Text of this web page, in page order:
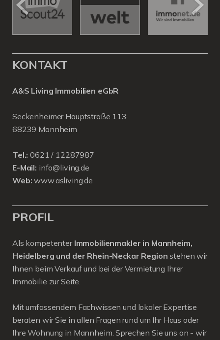
KONTAKT
A&S Living Immobilien eGbR
Seckenheimer Hauptstraße 113
68239 Mannheim
Tel.: 0621 / 12287987
E-Mail: info@living.de
Web: www.asliving.de
PROFIL
Als kompetenter Immobilienmakler in Mannheim,
Heidelberg und der Rhein-Neckar Region stehen wir
Ihnen beim Verkauf und bei der Vermietung Ihrer
Immobilie zur Seite.
Mit umfassendem Fachwissen und lokaler Expertise
beraten wir Sie in allen Fragen rund um Ihr Haus oder
Ihre Wohnung in Mannheim. Sprechen Sie uns an - wir